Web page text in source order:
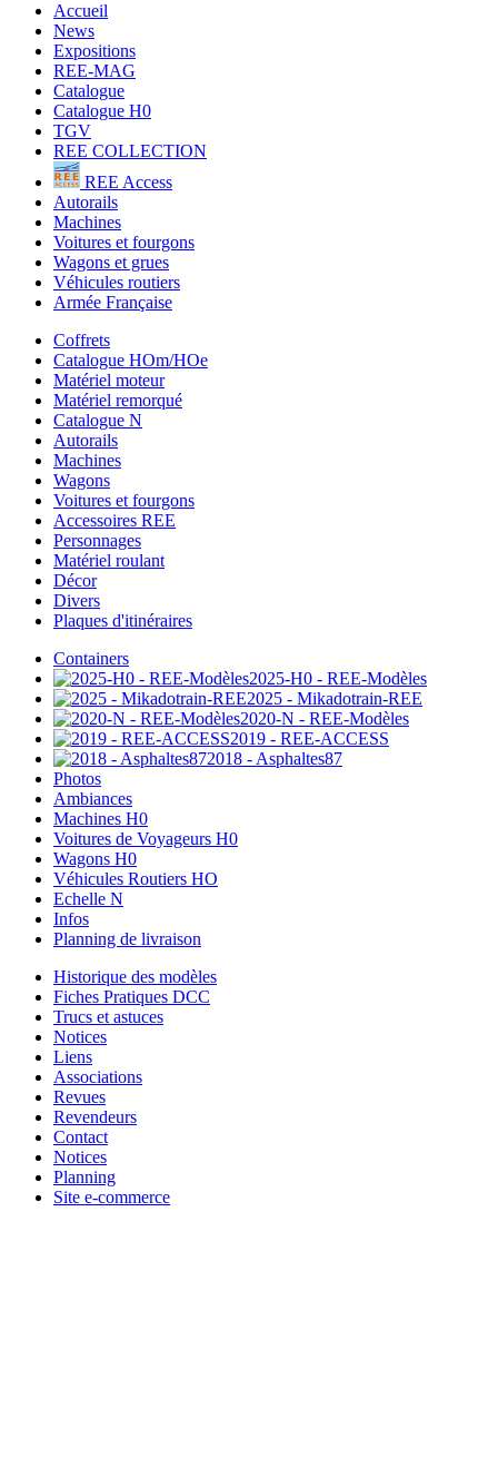
Accueil
News
Expositions
REE-MAG
Catalogue
Catalogue H0
TGV
REE COLLECTION
REE Access
Autorails
Machines
Voitures et fourgons
Wagons et grues
Véhicules routiers
Armée Française
Coffrets
Catalogue HOm/HOe
Matériel moteur
Matériel remorqué
Catalogue N
Autorails
Machines
Wagons
Voitures et fourgons
Accessoires REE
Personnages
Matériel roulant
Décor
Divers
Plaques d'itinéraires
Containers
2025-H0 - REE-Modèles
2025 - Mikadotrain-REE
2020-N - REE-Modèles
2019 - REE-ACCESS
2018 - Asphaltes87
Photos
Ambiances
Machines H0
Voitures de Voyageurs H0
Wagons H0
Véhicules Routiers HO
Echelle N
Infos
Planning de livraison
Historique des modèles
Fiches Pratiques DCC
Trucs et astuces
Notices
Liens
Associations
Revues
Revendeurs
Contact
Notices
Planning
Site e-commerce